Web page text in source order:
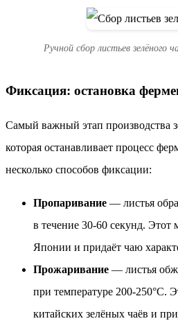
Ручной сбор листьев зелёного
Фиксация: остановка
Самый важный этап производства
которая останавливает процесс
несколько способов фиксации:
Пропаривание — листья
в течение 30-60 секунд. Этот
Японии и придаёт чаю
Прожаривание — листья
при температуре 200-250°C.
китайских зелёных чаёв и